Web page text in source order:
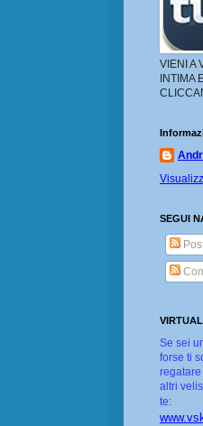
VIENI A
INTIMA
SEGUI
Se sei
forse ti
altri
te: